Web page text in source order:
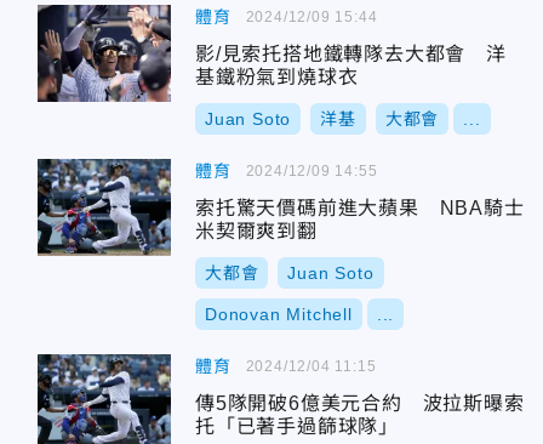
體育
影/見索托搭地鐵轉隊去大都會 洋
基鐵粉氣到燒球衣
Juan Soto 洋基 大都會
2024/12/09 15:44
體育
索托驚天價碼前進大蘋果 NBA騎士
米契爾爽到翻
大都會 Juan Soto
Donovan Mitchell
2024/12/09 14:55
體育
傳5隊開破6億美元合約 波拉斯曝索
托「已著手過篩球隊」
2024/12/04 11:15